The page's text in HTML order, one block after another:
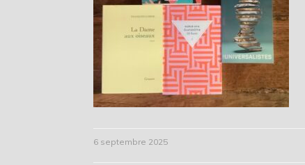
6 septembre 2025